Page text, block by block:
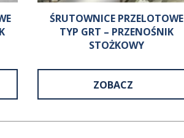
ŚRUTOWNICE PRZELOTOWE
TYP GRT – PRZENOŚNIK
STOŻKOWY
ZOBACZ